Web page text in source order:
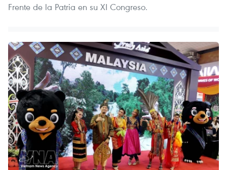
Frente de la Patria en su XI Congreso.